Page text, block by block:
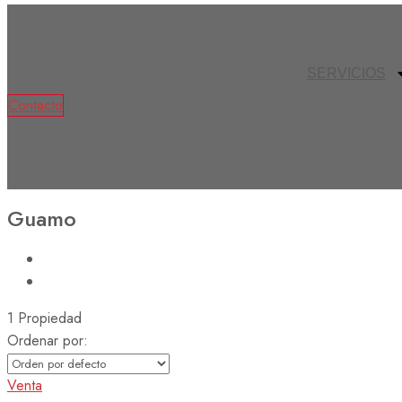
Contacto
Guamo
1 Propiedad
Ordenar por:
Venta